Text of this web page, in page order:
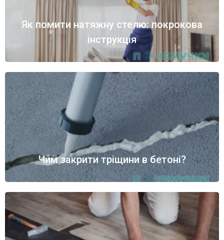
Як помити натяжну стелю: покрокова
інструкція
Чим закрити тріщини в бетоні?